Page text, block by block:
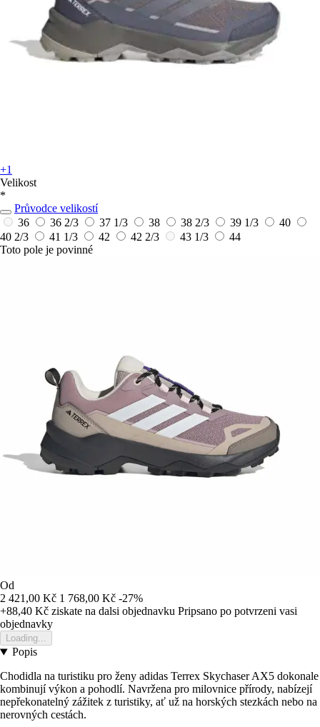
+1
Velikost
*
Průvodce velikostí
36
36 2/3 37 1/3 38 38 2/3 39 1/3
40
40 2/3
41 1/3 42 42 2/3 43 1/3
44
Toto pole je povinné
Od
2 421,00 Kč 1 768,00 Kč -27%
+88,40 Kč ziskate na dalsi objednavku Pripsano po potvrzeni vasi
objednavky
Loading...
Popis
Chodidla na turistiku pro ženy adidas Terrex Skychaser AX5 dokonale
kombinují výkon a pohodlí. Navržena pro milovnice přírody, nabízejí
nepřekonatelný zážitek z turistiky, ať už na horských stezkách nebo na
nerovných cestách.